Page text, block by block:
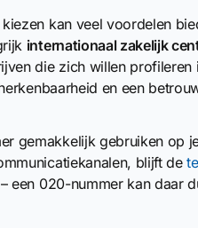
kan veel voordelen
internationaal zakelijk
die zich willen
en een
gemakkelijk gebruiken op
blijft de
een 020-nummer kan daar